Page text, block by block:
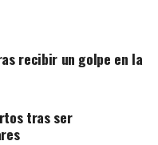
recibir un golpe en la
tras ser